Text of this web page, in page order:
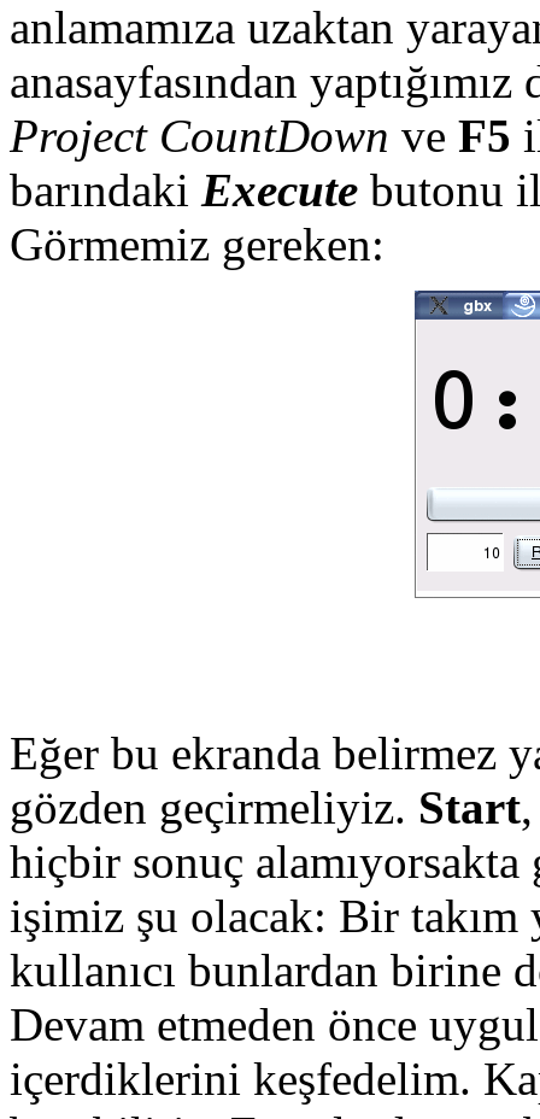
anlamamıza uzaktan
anasayfasından
Project CountDown ve F5
barındaki Execute butonu
Görmemiz gereken:
Eğer bu ekranda belirmez
gözden geçirmeliyiz. Start
hiçbir sonuç
işimiz şu olacak: Bir takım
kullanıcı bunlardan birine
Devam etmeden önce
içerdiklerini keşfedelim.